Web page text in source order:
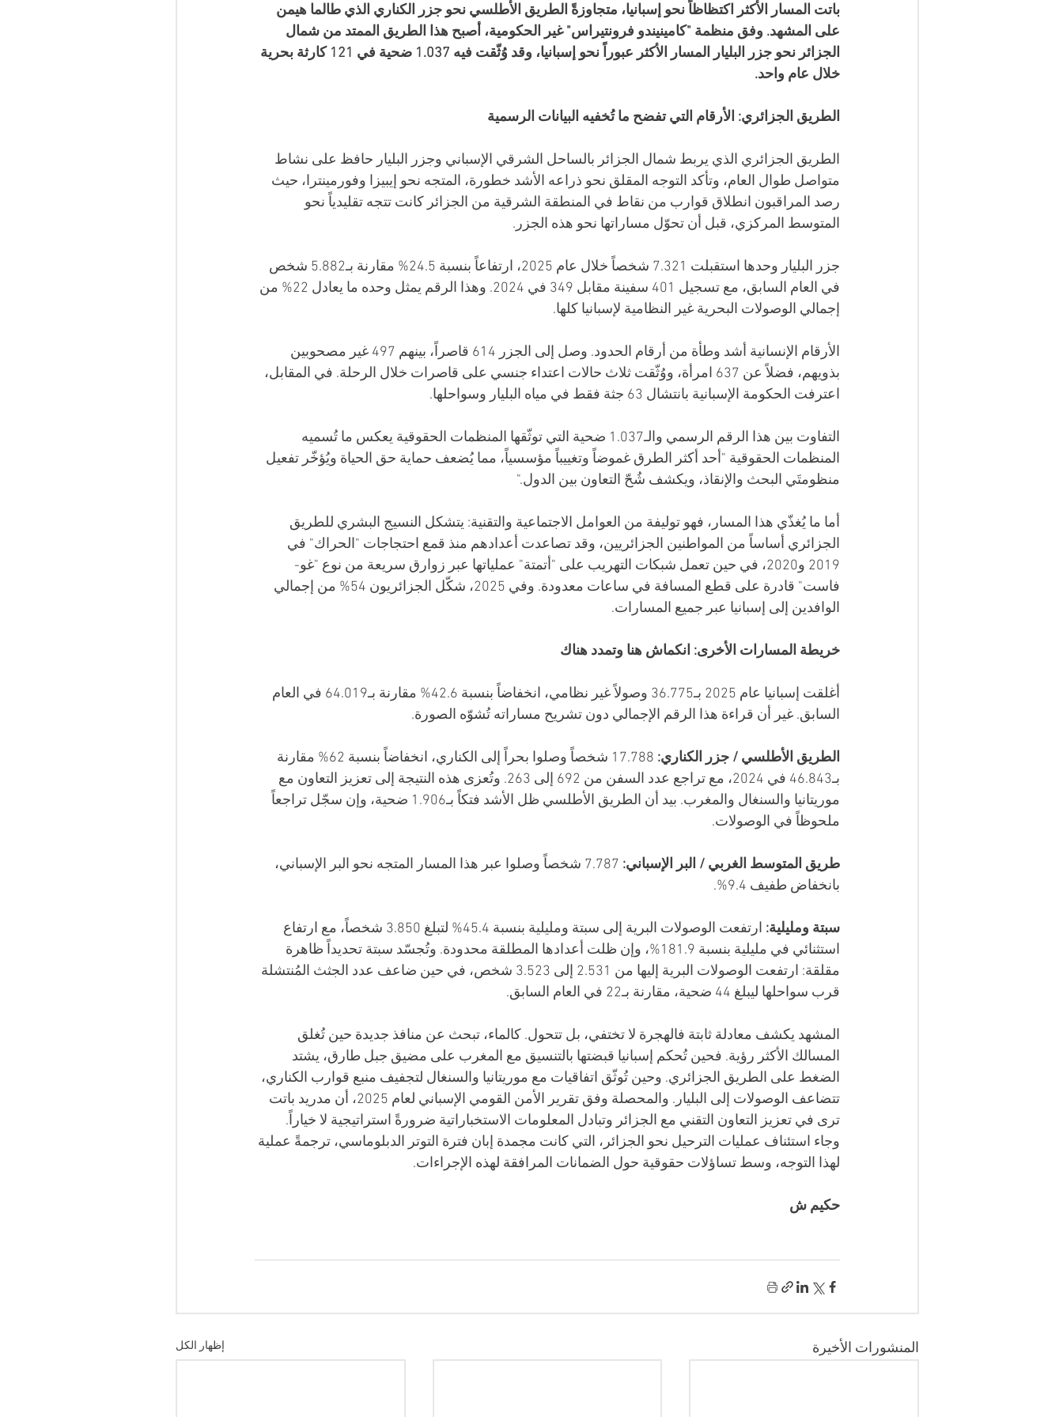
باتت المسار الأكثر اكتظاظاً نحو إسبانيا، متجاوزةً الطريق الأطلسي نحو جزر الكناري الذي طالما هيمن
على المشهد. وفق منظمة "كامينيندو فرونتيراس" غير الحكومية، أصبح هذا الطريق الممتد من شمال
الجزائر نحو جزر البليار المسار الأكثر عبوراً نحو إسبانيا، وقد وُثّقت فيه 1.037 ضحية في 121 كارثة بحرية
خلال عام واحد.
الطريق الجزائري: الأرقام التي تفضح ما تُخفيه البيانات الرسمية
الطريق الجزائري الذي يربط شمال الجزائر بالساحل الشرقي الإسباني وجزر البليار حافظ على نشاط
متواصل طوال العام، وتأكد التوجه المقلق نحو ذراعه الأشد خطورة، المتجه نحو إيبيزا وفورمينترا، حيث
رصد المراقبون انطلاق قوارب من نقاط في المنطقة الشرقية من الجزائر كانت تتجه تقليدياً نحو
المتوسط المركزي، قبل أن تحوّل مساراتها نحو هذه الجزر.
جزر البليار وحدها استقبلت 7.321 شخصاً خلال عام 2025، ارتفاعاً بنسبة 24.5% مقارنة بـ5.882 شخص
في العام السابق، مع تسجيل 401 سفينة مقابل 349 في 2024. وهذا الرقم يمثل وحده ما يعادل 22% من
إجمالي الوصولات البحرية غير النظامية لإسبانيا كلها.
الأرقام الإنسانية أشد وطأة من أرقام الحدود. وصل إلى الجزر 614 قاصراً، بينهم 497 غير مصحوبين
بذويهم، فضلاً عن 637 امرأة، ووُثّقت ثلاث حالات اعتداء جنسي على قاصرات خلال الرحلة. في المقابل،
اعترفت الحكومة الإسبانية بانتشال 63 جثة فقط في مياه البليار وسواحلها.
التفاوت بين هذا الرقم الرسمي والـ1.037 ضحية التي توثّقها المنظمات الحقوقية يعكس ما تُسميه
المنظمات الحقوقية "أحد أكثر الطرق غموضاً وتغييباً مؤسسياً، مما يُضعف حماية حق الحياة ويُؤخّر تفعيل
منظومتَي البحث والإنقاذ، ويكشف شُحّ التعاون بين الدول."
أما ما يُغذّي هذا المسار، فهو توليفة من العوامل الاجتماعية والتقنية: يتشكل النسيج البشري للطريق
الجزائري أساساً من المواطنين الجزائريين، وقد تصاعدت أعدادهم منذ قمع احتجاجات "الحراك" في
2019 و2020، في حين تعمل شبكات التهريب على "أتمتة" عملياتها عبر زوارق سريعة من نوع "غو-
فاست" قادرة على قطع المسافة في ساعات معدودة. وفي 2025، شكّل الجزائريون 54% من إجمالي
الوافدين إلى إسبانيا عبر جميع المسارات.
خريطة المسارات الأخرى: انكماش هنا وتمدد هناك
أغلقت إسبانيا عام 2025 بـ36.775 وصولاً غير نظامي، انخفاضاً بنسبة 42.6% مقارنة بـ64.019 في العام
السابق. غير أن قراءة هذا الرقم الإجمالي دون تشريح مساراته تُشوّه الصورة.
الطريق الأطلسي / جزر الكناري:
17.788 شخصاً وصلوا بحراً إلى الكناري، انخفاضاً بنسبة 62% مقارنة
بـ46.843 في 2024، مع تراجع عدد السفن من 692 إلى 263. وتُعزى هذه النتيجة إلى تعزيز التعاون مع
موريتانيا والسنغال والمغرب. بيد أن الطريق الأطلسي ظل الأشد فتكاً بـ1.906 ضحية، وإن سجّل تراجعاً
ملحوظاً في الوصولات.
طريق المتوسط الغربي / البر الإسباني:
7.787 شخصاً وصلوا عبر هذا المسار المتجه نحو البر الإسباني،
بانخفاض طفيف 9.4%.
سبتة ومليلية:
ارتفعت الوصولات البرية إلى سبتة ومليلية بنسبة 45.4% لتبلغ 3.850 شخصاً، مع ارتفاع
استثنائي في مليلية بنسبة 181.9%، وإن ظلت أعدادها المطلقة محدودة. وتُجسّد سبتة تحديداً ظاهرة
مقلقة: ارتفعت الوصولات البرية إليها من 2.531 إلى 3.523 شخص، في حين ضاعف عدد الجثث المُنتشلة
قرب سواحلها ليبلغ 44 ضحية، مقارنة بـ22 في العام السابق.
المشهد يكشف معادلة ثابتة فالهجرة لا تختفي، بل تتحول. كالماء، تبحث عن منافذ جديدة حين تُغلق
المسالك الأكثر رؤية. فحين تُحكم إسبانيا قبضتها بالتنسيق مع المغرب على مضيق جبل طارق، يشتد
الضغط على الطريق الجزائري. وحين تُوثّق اتفاقيات مع موريتانيا والسنغال لتجفيف منبع قوارب الكناري،
تتضاعف الوصولات إلى البليار. والمحصلة وفق تقرير الأمن القومي الإسباني لعام 2025، أن مدريد باتت
ترى في تعزيز التعاون التقني مع الجزائر وتبادل المعلومات الاستخباراتية ضرورةً استراتيجية لا خياراً.
وجاء استئناف عمليات الترحيل نحو الجزائر، التي كانت مجمدة إبان فترة التوتر الدبلوماسي، ترجمةً عملية
لهذا التوجه، وسط تساؤلات حقوقية حول الضمانات المرافقة لهذه الإجراءات.
حكيم ش
المنشورات الأخيرة إظهار الكل